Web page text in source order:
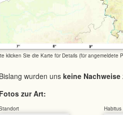
klicken Sie die Karte für Details (für angemeldete
wurden uns keine Nachweise
zur Art:
Habitus